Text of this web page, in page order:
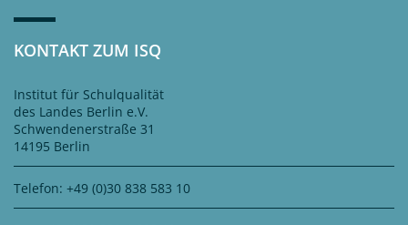
KONTAKT ZUM ISQ
Institut für Schulqualität
des Landes Berlin e.V.
Schwendenerstraße 31
14195 Berlin
Telefon: +49 (0)30 838 583 10